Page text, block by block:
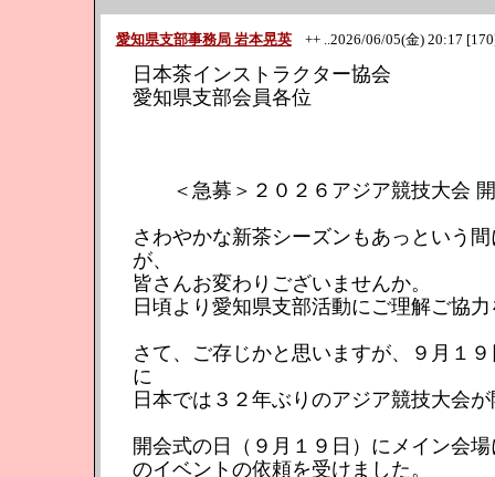
愛知県支部事務局 岩本晃英++ ..2026/06/05(金) 20:17
日本茶インストラクター協会
愛知県支部会員
＜急募＞２０２６アジア競技大会 開
さわやかな新茶シーズンもあっという
が、
皆さんお変わりございませんか。
日頃より愛知県支部活動にご理解ご協
さて、ご存じかと思いますが、９月１
に
日本では３２年ぶりのアジア競技大会
開会式の日（９月１９日）にメイン会
のイベントの依頼を受けました。